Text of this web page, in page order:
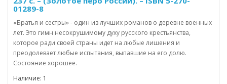
01289-8
«Братья и сестры» - один из лучших романов о деревне военных
лет. Это гимн несокрушимому духу русского крестьянства,
которое ради своей страны идет на любые лишения и
преодолевает любые испытания, выпавшие на его долю.
Состояние хорошее.
Наличие: 1